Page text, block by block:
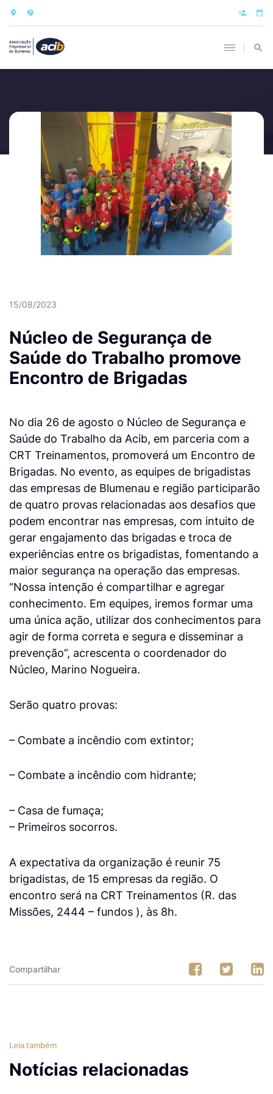
15/08/2023
Núcleo de Segurança de
Saúde do Trabalho promove
Encontro de Brigadas
No dia 26 de agosto o Núcleo de Segurança e
Saúde do Trabalho da Acib, em parceria com a
CRT Treinamentos, promoverá um Encontro de
Brigadas. No evento, as equipes de brigadistas
das empresas de Blumenau e região participarão
de quatro provas relacionadas aos desafios que
podem encontrar nas empresas, com intuito de
gerar engajamento das brigadas e troca de
experiências entre os brigadistas, fomentando a
maior segurança na operação das empresas.
“Nossa intenção é compartilhar e agregar
conhecimento. Em equipes, iremos formar uma
uma única ação, utilizar dos conhecimentos para
agir de forma correta e segura e disseminar a
prevenção”, acrescenta o coordenador do
Núcleo, Marino Nogueira.
Serão quatro provas:
– Combate a incêndio com extintor;
– Combate a incêndio com hidrante;
– Casa de fumaça;
– Primeiros socorros.
A expectativa da organização é reunir 75
brigadistas, de 15 empresas da região. O
encontro será na CRT Treinamentos (R. das
Missões, 2444 – fundos ), às 8h.
Compartilhar
Leia também
Notícias relacionadas